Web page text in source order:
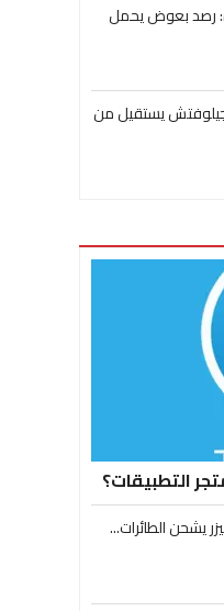
رصد بعوض يحمل
يستقيل من
التطبيقات؟
يشحن الطائرات...